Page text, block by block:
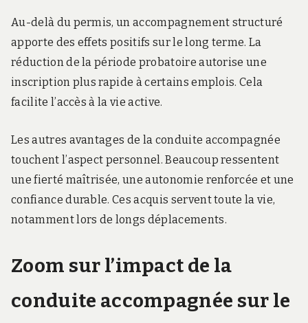
Au-delà du permis, un accompagnement structuré
apporte des effets positifs sur le long terme. La
réduction de la période probatoire autorise une
inscription plus rapide à certains emplois. Cela
facilite l’accès à la vie active.
Les autres avantages de la conduite accompagnée
touchent l’aspect personnel. Beaucoup ressentent
une fierté maîtrisée, une autonomie renforcée et une
confiance durable. Ces acquis servent toute la vie,
notamment lors de longs déplacements.
Zoom sur l’impact de la
conduite accompagnée sur le